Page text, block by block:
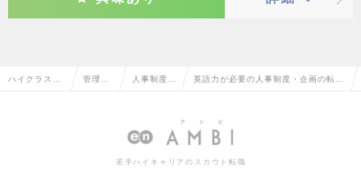
ハイクラス求 管理部 人事制度・ 英語力が必要の人事制度・企画の転
若手ハイキャリアのスカウト転職